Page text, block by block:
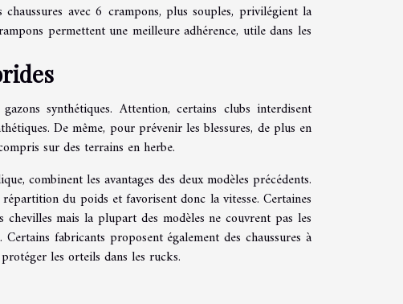
avec 6 crampons, plus souples, privilégient la
permettent une meilleure adhérence, utile dans les
synthétiques. Attention, certains clubs interdisent
De même, pour prévenir les blessures, de plus en
sur des terrains en herbe.
combinent les avantages des deux modèles précédents.
du poids et favorisent donc la vitesse. Certaines
mais la plupart des modèles ne couvrent pas les
fabricants proposent également des chaussures à
les orteils dans les rucks.